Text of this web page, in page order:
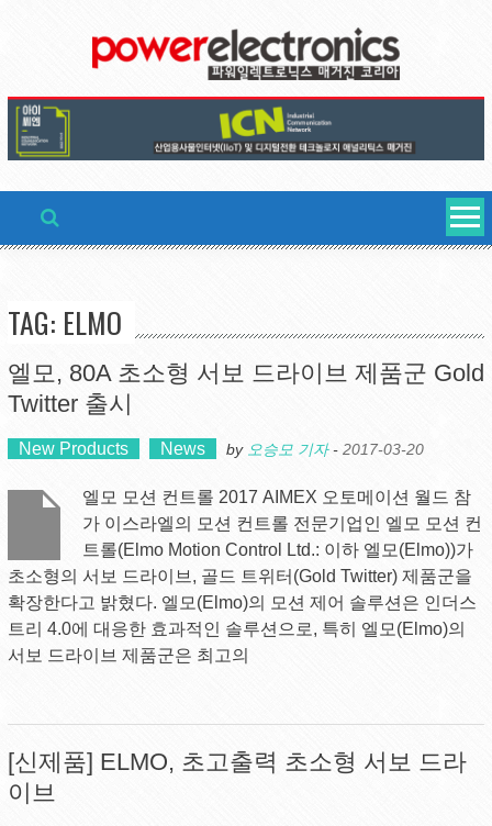
TAG: ELMO
엘모, 80A 초소형 서보 드라이브 제품군 Gold
Twitter 출시
New Products News by 오승모 기자- 2017-03-20
엘모 모션 컨트롤 2017 AIMEX 오토메이션 월드 참
가 이스라엘의 모션 컨트롤 전문기업인 엘모 모션 컨
트롤(Elmo Motion Control Ltd.: 이하 엘모(Elmo))가
초소형의 서보 드라이브, 골드 트위터(Gold Twitter) 제품군을
확장한다고 밝혔다. 엘모(Elmo)의 모션 제어 솔루션은 인더스
트리 4.0에 대응한 효과적인 솔루션으로, 특히 엘모(Elmo)의
서보 드라이브 제품군은 최고의
[신제품] ELMO, 초고출력 초소형 서보 드라
이브